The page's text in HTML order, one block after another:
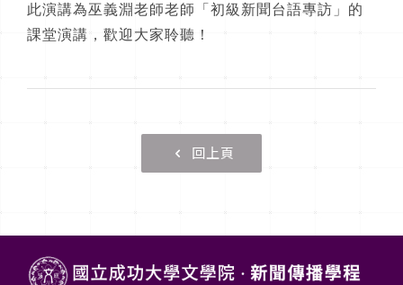
此演講為巫義淵老師老師「初級新聞台語專訪」的
課堂演講，歡迎大家聆聽！
回上頁